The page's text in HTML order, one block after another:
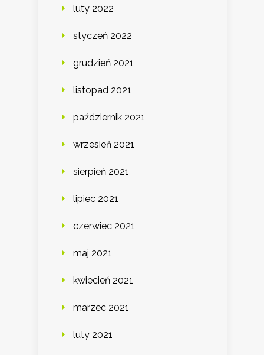
luty 2022
styczeń 2022
grudzień 2021
listopad 2021
październik 2021
wrzesień 2021
sierpień 2021
lipiec 2021
czerwiec 2021
maj 2021
kwiecień 2021
marzec 2021
luty 2021